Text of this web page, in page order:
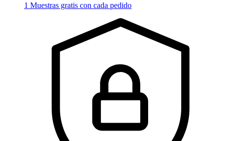
1 Muestras gratis con cada pedido